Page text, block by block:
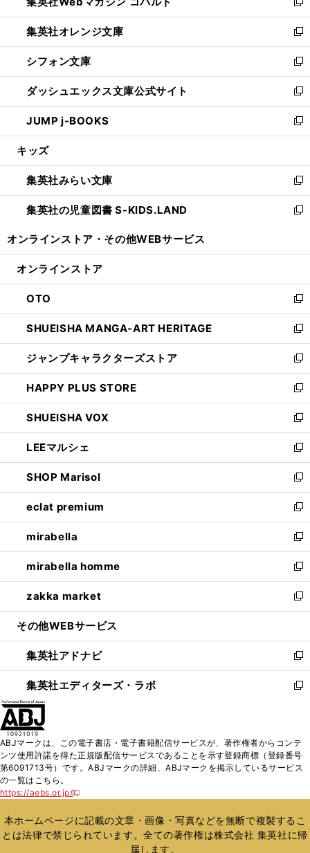
開
く
ド
ウ
で
開
く
ィ
ン
ド
ウ
で
開
く
新
し
い
ウ
ィ
ン
ド
ウ
で
開
集英社オレンジ文庫
新
し
い
ウ
ィ
ン
ド
ウ
開
く
シフォン文庫
新
し
い
ウ
ィ
ン
ウ
で
開
く
ダッシュエックス文庫公式サイト
新
し
い
ウ
ン
ド
ウ
で
JUMP j-BOOKS
新
し
ウ
ィ
ン
ド
開
キッズ
集英社みらい文庫
新
し
い
ン
ウ
で
開
く
集英社の児童図書 S-KIDS.LAND
新
ウ
ン
ド
ウ
で
開
く
オンラインストア・ その他WEBサービス
オンラインストア
OTO
新
し
い
ウ
ィ
ン
ド
ウ
で
開
く
SHUEISHA MANGA-ART HERITAGE
新
し
い
ウ
ィ
ン
ド
ウ
で
開
く
ジャンプキャラクターズストア
新
し
い
ウ
ィ
ン
ド
ウ
で
開
く
HAPPY PLUS STORE
新
し
い
ウ
ィ
ン
ド
ウ
で
開
く
SHUEISHA VOX
新
し
い
ウ
ィ
ン
ド
ウ
で
開
く
LEEマルシェ
新
し
い
ウ
ィ
ン
ド
ウ
で
開
く
SHOP Marisol
新
し
い
ウ
ィ
ン
ド
ウ
で
開
eclat premium
新
し
い
ウ
ィ
ン
ド
ウ
開
く
mirabella
新
し
い
ウ
ィ
ン
ウ
で
開
く
mirabella homme
新
し
い
ウ
ン
ド
ウ
で
zakka market
新
し
ウ
ィ
ン
ド
く
その他WEBサービス
集英社アドナビ
新
し
い
ド
ウ
で
集英社エディターズ・ラボ
新
ィ
ン
ド
開
く
ABJマークは、この電子書店・電子書籍配信サービスが、著作権者からコンテ
ンツ使用許諾を得た正規版配信サービスであることを示す登録商標（登録番号
第6091713号）です。ABJマークの詳細、ABJマークを掲示しているサービス
の一覧はこちら。
https://aebs.or.jp/
新
い
ウ
ィ
本ホームページに記載の文章・画像・写真などを無断で複製するこ
とは法律で禁じられています。全ての著作権は株式会社 集英社に帰
属します。